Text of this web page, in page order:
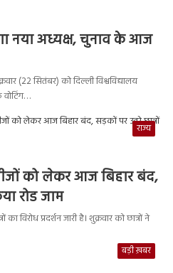
नया अध्यक्ष, चुनाव के आज
(22 सितंबर) को दिल्ली विश्वविद्यालय
राज्य
को लेकर आज बिहार बंद,
रोड जाम
विरोध प्रदर्शन जारी है। शुक्रवार को छात्रों ने
बड़ी ख़बर